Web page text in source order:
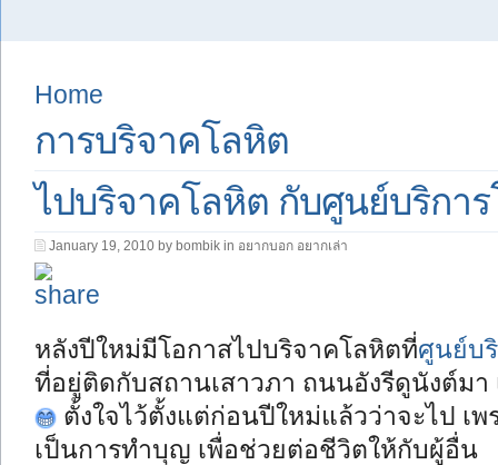
Home
การบริจาคโลหิต
ไปบริจาคโลหิต กับศูนย์บริกา
January 19, 2010 by bombik in อยากบอก อยากเล่า
หลังปีใหม่มีโอกาสไปบริจาคโลหิตที่ศูนย์บ
ที่อยู่ติดกับสถานเสาวภา ถนนอังรีดูนังต์ม
ตั้งใจไว้ตั้งแต่ก่อนปีใหม่แล้วว่าจะไป เ
เป็นการทำบุญ เพื่อช่วยต่อชีวิตให้กับผู้อื่น